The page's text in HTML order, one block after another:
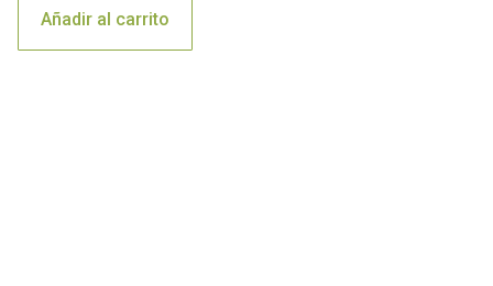
Añadir al carrito